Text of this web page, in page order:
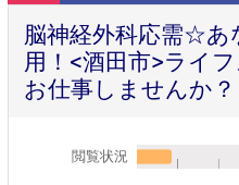
脳神経外科応需☆あ
用！<酒田市>ライ
お仕事しませんか？
閲覧状況